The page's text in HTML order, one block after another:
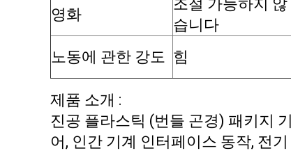
영화
조절 가능하지 않
습니다
노동에 관한 강도 힘
제품 소개 :
진공 플라스틱 (번들 곤경) 패키지
어, 인간 기계 인터페이스 동작, 전